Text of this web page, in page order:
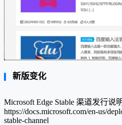
新版变化
Microsoft Edge Stable 渠道发行说
https://docs.microsoft.com/en-us/
stable-channel